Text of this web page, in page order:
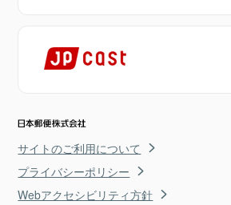
サイトのご利用について
プライバシーポリシー
Webアクセシビリティ方針